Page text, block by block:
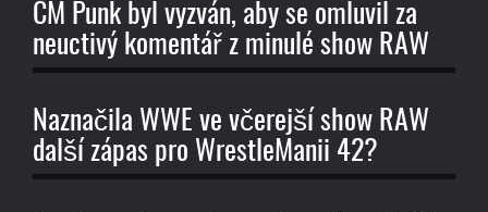
CM Punk byl vyzván, aby se omluvil za
neuctivý komentář z minulé show RAW
Naznačila WWE ve včerejší show RAW
další zápas pro WrestleManii 42?